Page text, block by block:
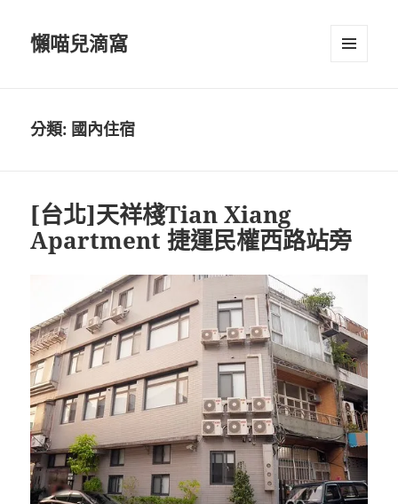
懶喵兒滴窩
分類: 國內住宿
[台北]天祥棧Tian Xiang
Apartment 捷運民權西路站旁